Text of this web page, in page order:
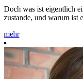
Doch was ist eigentlich
zustande, und warum ist
mehr